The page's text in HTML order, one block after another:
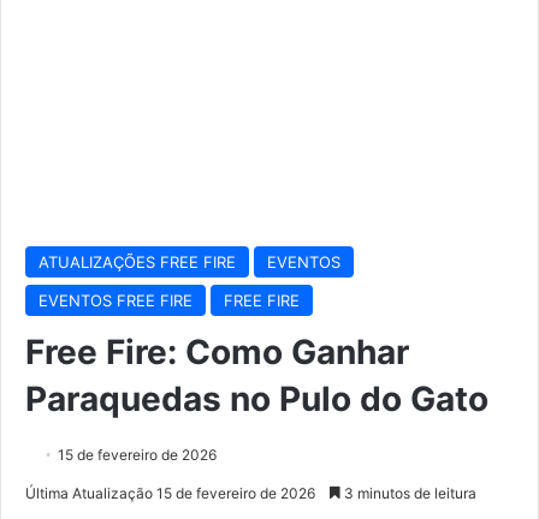
ATUALIZAÇÕES FREE FIRE
EVENTOS
EVENTOS FREE FIRE
FREE FIRE
Free Fire: Como Ganhar
Paraquedas no Pulo do Gato
15 de fevereiro de 2026
Última Atualização 15 de fevereiro de 2026 3 minutos de leitura